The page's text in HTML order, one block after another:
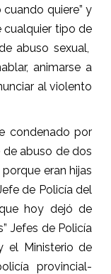
quiere” y
cualquier tipo de
abuso sexual,
animarse a
al violento
condenado por
de abuso de dos
eran hijas
de Policía del
hoy dejó de
Jefes de Policía
el Ministerio de
provincial-